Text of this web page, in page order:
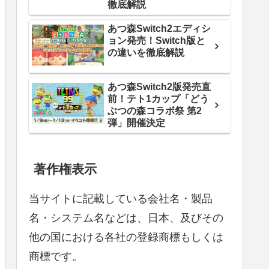
徹底解説
あつ森Switch2エディシ
ョン発売！Switch版と
の違いを徹底解説
あつ森Switch2版発売直
前！テト1カップ「どう
ぶつの森コラボ祭 第2
弾」開催決定
著作権表示
当サイトに記載している会社名・製品
名・システム名などは、日本、及びその
他の国における各社の登録商標もしくは
商標です。